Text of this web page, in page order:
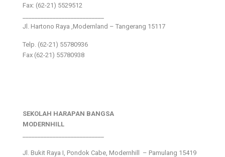
Fax: (62-21) 5529512
Jl. Hartono Raya ,Modernland – Tangerang 15117
Telp. (62-21) 55780936
Fax (62-21) 55780938
SEKOLAH HARAPAN BANGSA
MODERNHILL
Jl. Bukit Raya I, Pondok Cabe, Modernhill – Pamulang 15419